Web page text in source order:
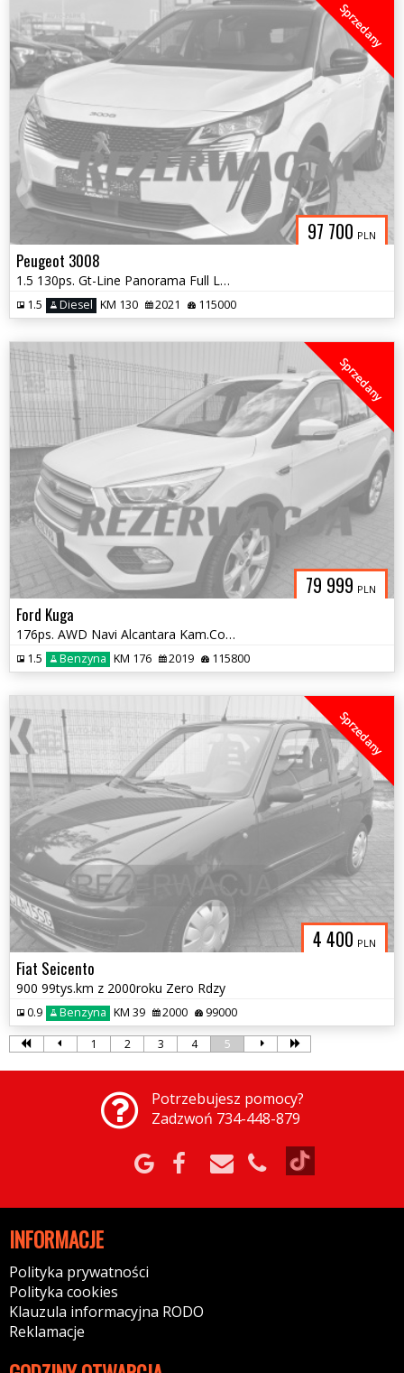
97 700 PLN
Sprzedany
Peugeot 3008
1.5 130ps. Gt-Line Panorama Full Led Navi Kam.360 2021
1.5 Diesel KM 130 2021 115000
79 999 PLN
Sprzedany
Ford Kuga
176ps. AWD Navi Alcantara Kam.Cofania 2019
1.5 Benzyna KM 176 2019 115800
4 400 PLN
Sprzedany
Fiat Seicento
900 99tys.km z 2000roku Zero Rdzy
0.9 Benzyna KM 39 2000 99000
1 2 3 4 5
Potrzebujesz pomocy?
Zadzwoń 734-448-879
INFORMACJE
Polityka prywatności
Polityka cookies
Klauzula informacyjna RODO
Reklamacje